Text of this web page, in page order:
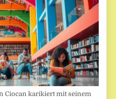
Ciocan karikiert mit seinem